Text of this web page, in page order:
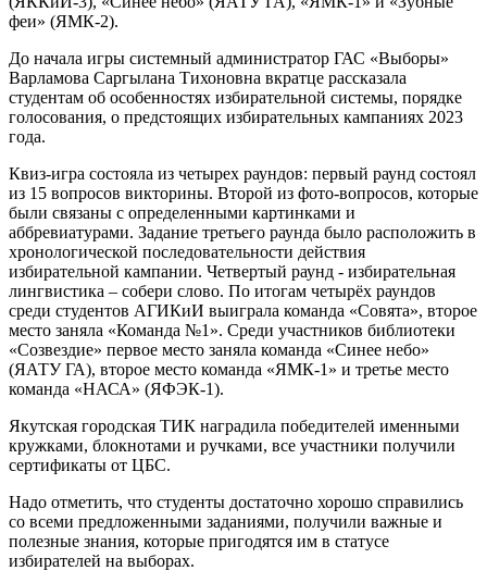
феи» (ЯМК-2).
До начала игры системный администратор ГАС «Выборы»
Варламова Саргылана Тихоновна вкратце рассказала
студентам об особенностях избирательной системы, порядке
голосования, о предстоящих избирательных кампаниях 2023
года.
Квиз-игра состояла из четырех раундов: первый раунд состоял
из 15 вопросов викторины. Второй из фото-вопросов, которые
были связаны с определенными картинками и
аббревиатурами. Задание третьего раунда было расположить в
хронологической последовательности действия
избирательной кампании. Четвертый раунд - избирательная
лингвистика – собери слово. По итогам четырёх раундов
среди студентов АГИКиИ выиграла команда «Совята», второе
место заняла «Команда №1». Среди участников библиотеки
«Созвездие» первое место заняла команда «Синее небо»
(ЯАТУ ГА), второе место команда «ЯМК-1» и третье место
команда «НАСА» (ЯФЭК-1).
Якутская городская ТИК наградила победителей именными
кружками, блокнотами и ручками, все участники получили
сертификаты от ЦБС.
Надо отметить, что студенты достаточно хорошо справились
со всеми предложенными заданиями, получили важные и
полезные знания, которые пригодятся им в статусе
избирателей на выборах.